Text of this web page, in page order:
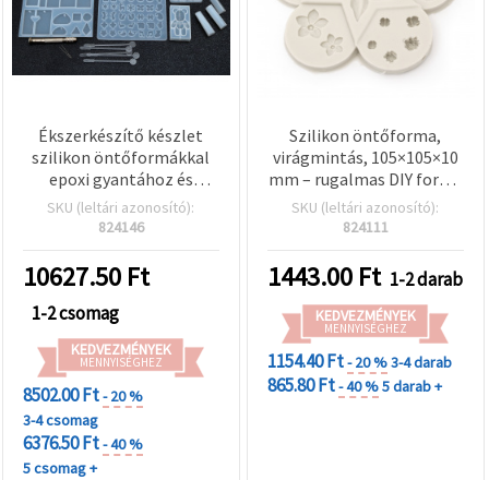
Ékszerkészítő készlet
szilikon öntőformákkal
epoxi gyantához és
kézműves
eszközkészlettel
SKU (leltári azonosító):
824146
10627.50 Ft
1-2 csomag
KEDVEZMÉNYEK
MENNYISÉGHEZ
8502.00 Ft- 20 %
3-4 csomag
6376.50 Ft- 40 %
5 csomag +
Szilikon öntőforma,
virágmintás, 105×105×10
mm – rugalmas DIY forma
ékszer-, szappan-,
gyertya- és kézműves
készítéshez
SKU (leltári azonosító):
824111
1443.00 Ft 1-2 darab
KEDVEZMÉNYEK
MENNYISÉGHEZ
1154.40 Ft- 20 %3-4 darab
865.80 Ft- 40 %5 darab +